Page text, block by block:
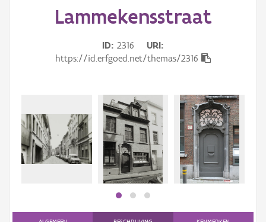
Gebeurtenis
Persoon of collectief
Lammekensstraat
ID 2316
URI
https://id.erfgoed.net/themas/2316